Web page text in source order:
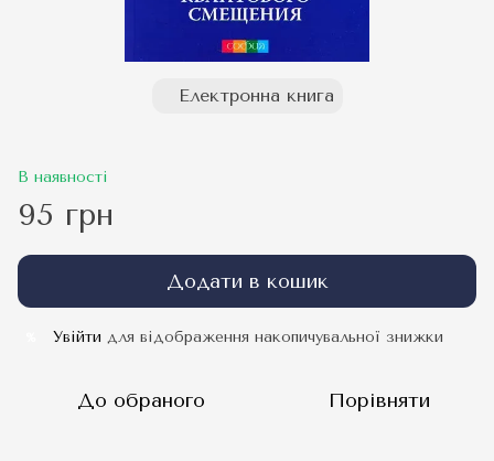
Електронна книга
В наявності
95 грн
Додати в кошик
Увійти для відображення накопичувальної знижки
До обраного Порівняти